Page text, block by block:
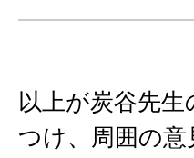
以上が炭谷先
つけ、周囲の